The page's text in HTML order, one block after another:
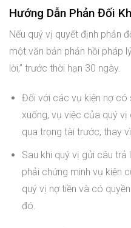
Hướng Dẫn Phản Đối
Nếu quý vị quyết định phản
một văn bản phản hồi pháp
lời,” trước thời hạn 30 ngày.
Đối với các vụ kiện nợ có
xuống, vụ việc của quý
qua trọng tài trước, thay
Sau khi quý vị gửi câu trả
phải chứng minh vụ kiện
quý vị nợ tiền và có
đó.